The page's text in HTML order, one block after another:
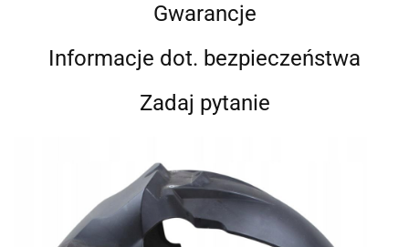
Gwarancje
Informacje dot. bezpieczeństwa
Zadaj pytanie